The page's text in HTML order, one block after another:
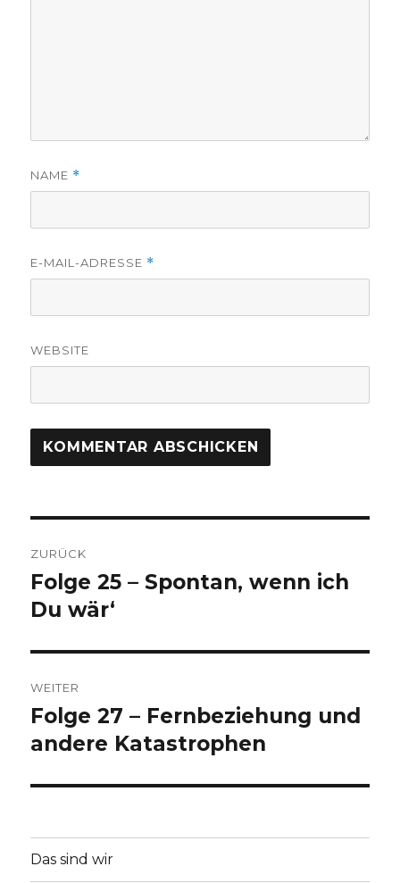
NAME *
E-MAIL-ADRESSE *
WEBSITE
ZURÜCK
Vorheriger
Beitrag:
Folge 25 – Spontan, wenn ich
Du wär‘
WEITER
Nächster
Beitrag:
Folge 27 – Fernbeziehung und
andere Katastrophen
Das sind wir